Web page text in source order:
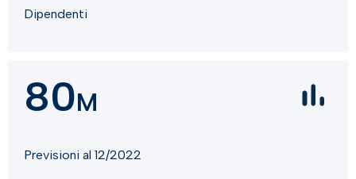
Dipendenti
80M
Previsioni al 12/2022